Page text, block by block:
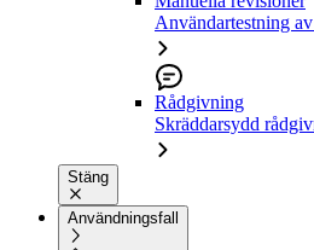
Användartestning
Rådgivning
Skräddarsydd
Stäng
Användningsfall